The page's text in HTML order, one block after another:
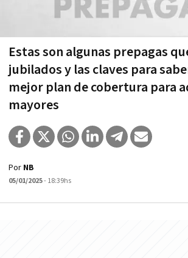
Estas son algunas prepagas
jubilados y las claves para
mejor plan de cobertura para
mayores
Por NB
05/01/2025- 18:39hs